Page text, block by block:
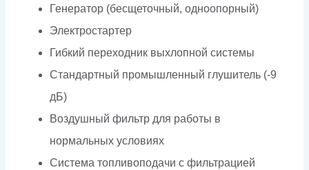
Генератор (бесщеточный, одноопорный)
Электростартер
Гибкий переходник выхлопной системы
Стандартный промышленный глушитель (-9
дБ)
Воздушный фильтр для работы в
нормальных условиях
Система топливоподачи с фильтрацией